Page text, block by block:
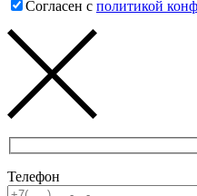
Согласен с политикой
Телефон